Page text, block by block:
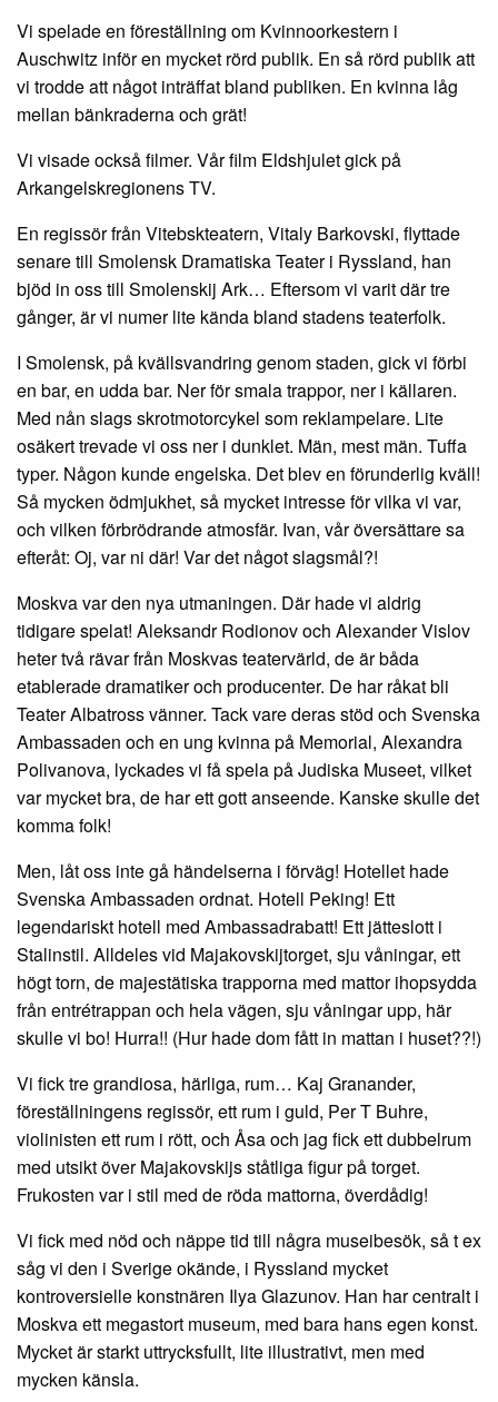
Vi spelade en föreställning om Kvinnoorkestern i
Auschwitz inför en mycket rörd publik. En så rörd publik att
vi trodde att något inträffat bland publiken. En kvinna låg
mellan bänkraderna och grät!
Vi visade också filmer. Vår film Eldshjulet gick på
Arkangelskregionens TV.
En regissör från Vitebskteatern, Vitaly Barkovski, flyttade
senare till Smolensk Dramatiska Teater i Ryssland, han
bjöd in oss till Smolenskij Ark… Eftersom vi varit där tre
gånger, är vi numer lite kända bland stadens teaterfolk.
I Smolensk, på kvällsvandring genom staden, gick vi förbi
en bar, en udda bar. Ner för smala trappor, ner i källaren.
Med nån slags skrotmotorcykel som reklampelare. Lite
osäkert trevade vi oss ner i dunklet. Män, mest män. Tuffa
typer. Någon kunde engelska. Det blev en förunderlig kväll!
Så mycken ödmjukhet, så mycket intresse för vilka vi var,
och vilken förbrödrande atmosfär. Ivan, vår översättare sa
efteråt: Oj, var ni där! Var det något slagsmål?!
Moskva var den nya utmaningen. Där hade vi aldrig
tidigare spelat! Aleksandr Rodionov och Alexander Vislov
heter två rävar från Moskvas teatervärld, de är båda
etablerade dramatiker och producenter. De har råkat bli
Teater Albatross vänner. Tack vare deras stöd och Svenska
Ambassaden och en ung kvinna på Memorial, Alexandra
Polivanova, lyckades vi få spela på Judiska Museet, vilket
var mycket bra, de har ett gott anseende. Kanske skulle det
komma folk!
Men, låt oss inte gå händelserna i förväg! Hotellet hade
Svenska Ambassaden ordnat. Hotell Peking! Ett
legendariskt hotell med Ambassadrabatt! Ett jätteslott i
Stalinstil. Alldeles vid Majakovskijtorget, sju våningar, ett
högt torn, de majestätiska trapporna med mattor ihopsydda
från entrétrappan och hela vägen, sju våningar upp, här
skulle vi bo! Hurra!! (Hur hade dom fått in mattan i huset??!)
Vi fick tre grandiosa, härliga, rum… Kaj Granander,
föreställningens regissör, ett rum i guld, Per T Buhre,
violinisten ett rum i rött, och Åsa och jag fick ett dubbelrum
med utsikt över Majakovskijs ståtliga figur på torget.
Frukosten var i stil med de röda mattorna, överdådig!
Vi fick med nöd och näppe tid till några museibesök, så t ex
såg vi den i Sverige okände, i Ryssland mycket
kontroversielle konstnären Ilya Glazunov. Han har centralt i
Moskva ett megastort museum, med bara hans egen konst.
Mycket är starkt uttrycksfullt, lite illustrativt, men med
mycken känsla.